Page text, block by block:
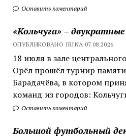
Оставить коментарий
«Кольчуга» –
ОПУБЛИКОВАНО IRINA 07.08.2026
18 июля в зале
Орёл прошёл турнир
Барадачёва, в котором
команд из городов:
Оставить коментарий
Большой футбольный